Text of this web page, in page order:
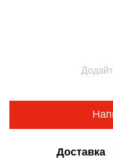
Доставка